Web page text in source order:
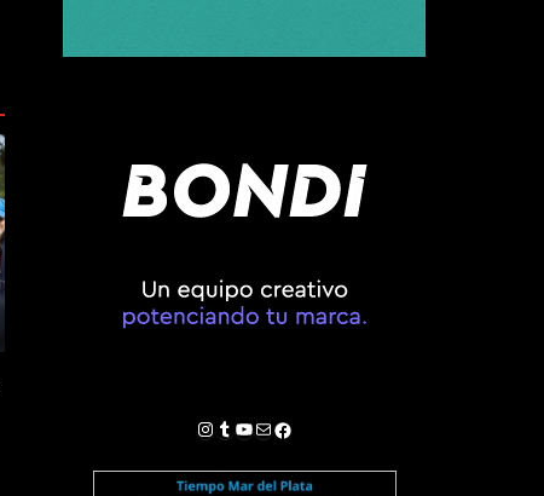
Instagram
Tumblr
YouTube
Correo electrónico
Facebook